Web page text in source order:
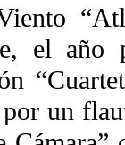
el año
un